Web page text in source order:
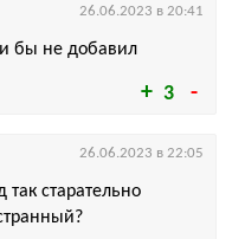
3
бы не добавил
26.06.2023 в 20:41
так старательно
26.06.2023 в 22:05